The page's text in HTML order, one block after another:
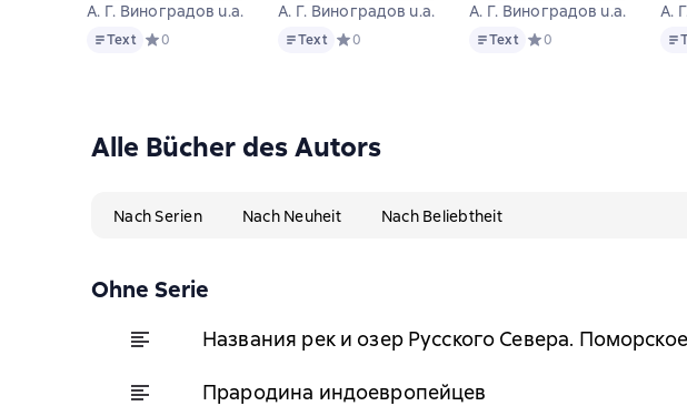
А. Г. Виноградов u.a.
TextText Средний рейтинг 0 на основе 0 оценок
0
А. Г. Виноградов u.a.
TextText Средний рейтинг 0 на основе 0 оценок
0
А. Г. Виноградов u.a.
TextText Средний рейтинг 0 на
0
А.
Text
Alle Bücher des Autors
Nach Serien Nach Neuheit Nach Beliebtheit
Ohne Serie
Названия рек и озер Русского Севера.
Прародина индоевропейцев